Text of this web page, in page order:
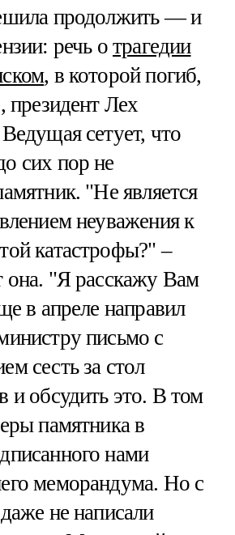
продолжить — и
речь отрагедии
, в которой погиб,
президент Лех
сетует, что
сих пор не
"Не является
неуважения к
катастрофы?" –
она. "Я расскажу Вам
в апреле направил
письмо с
сесть за стол
и обсудить это. В том
памятника в
нами
меморандума. Но с
не написали